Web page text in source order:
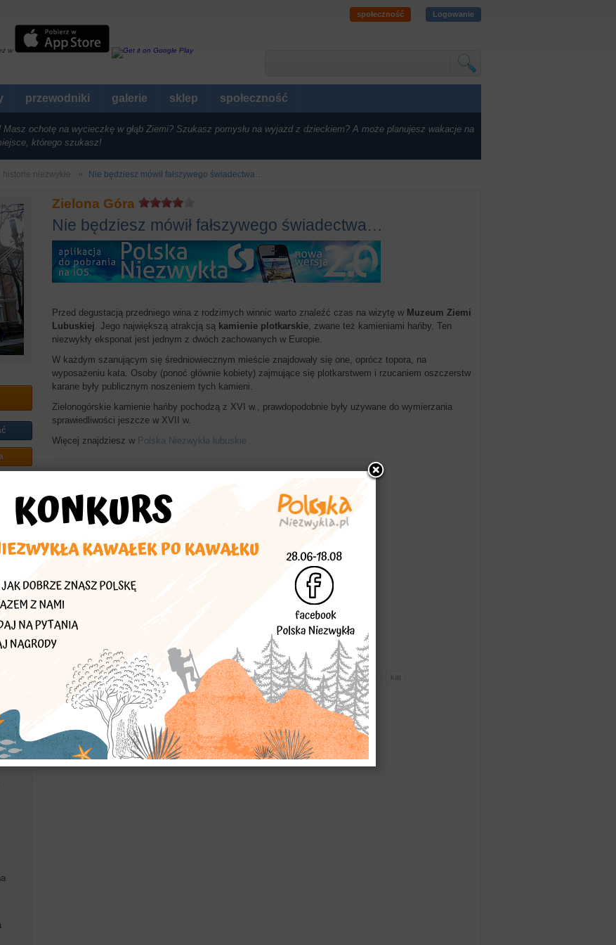
w
społeczność Logowanie
przewodniki galerie sklep społeczność
Masz ochotę na wycieczkę w głąb Ziemi? Szukasz pomysłu na wyjazd z dzieckiem? A może planujesz wakacje na
którego szukasz!
historie niezwykłe Nie będziesz mówił fałszywego świadectwa…
Zielona Góra
Nie będziesz mówił fałszywego świadectwa…
Przed degustacją przedniego wina z rodzimych winnic warto znaleźć czas na wizytę w Muzeum Ziemi
Lubuskiej. Jego największą atrakcją są kamienie plotkarskie, zwane też kamieniami hańby. Ten
niezwykły eksponat jest jednym z dwóch zachowanych w Europie.
W każdym szanującym się średniowiecznym mieście znajdowały się one, oprócz topora, na
wyposażeniu kata. Osoby (ponoć głównie kobiety) zajmujące się plotkarstwem i rzucaniem oszczerstw
karane były publicznym noszeniem tych kamieni.
Zielonogórskie kamienie hańby pochodzą z XVI w., prawdopodobnie były używane do wymierzania
sprawiedliwości jeszcze w XVII w.
Więcej znajdziesz w Polska Niezwykła lubuskie
Muzeum Ziemi Lubuskiej eksponat kamienie plotkarskie kamienie hańby kamień
kat
kara średniowieczna
tradycja